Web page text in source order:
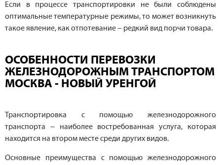
Если в процессе транспортировки не были соблюдены
оптимальные температурные режимы, то может возникнуть
такое явление, как отпотевание – редкий вид порчи товара.
ОСОБЕННОСТИ ПЕРЕВОЗКИ
ЖЕЛЕЗНОДОРОЖНЫМ ТРАНСПОРТОМ
МОСКВА - НОВЫЙ УРЕНГОЙ
Транспортировка с помощью железнодорожного
транспорта – наиболее востребованная услуга, которая
находится на втором месте среди других видов.
Основные преимущества с помощью железнодорожного